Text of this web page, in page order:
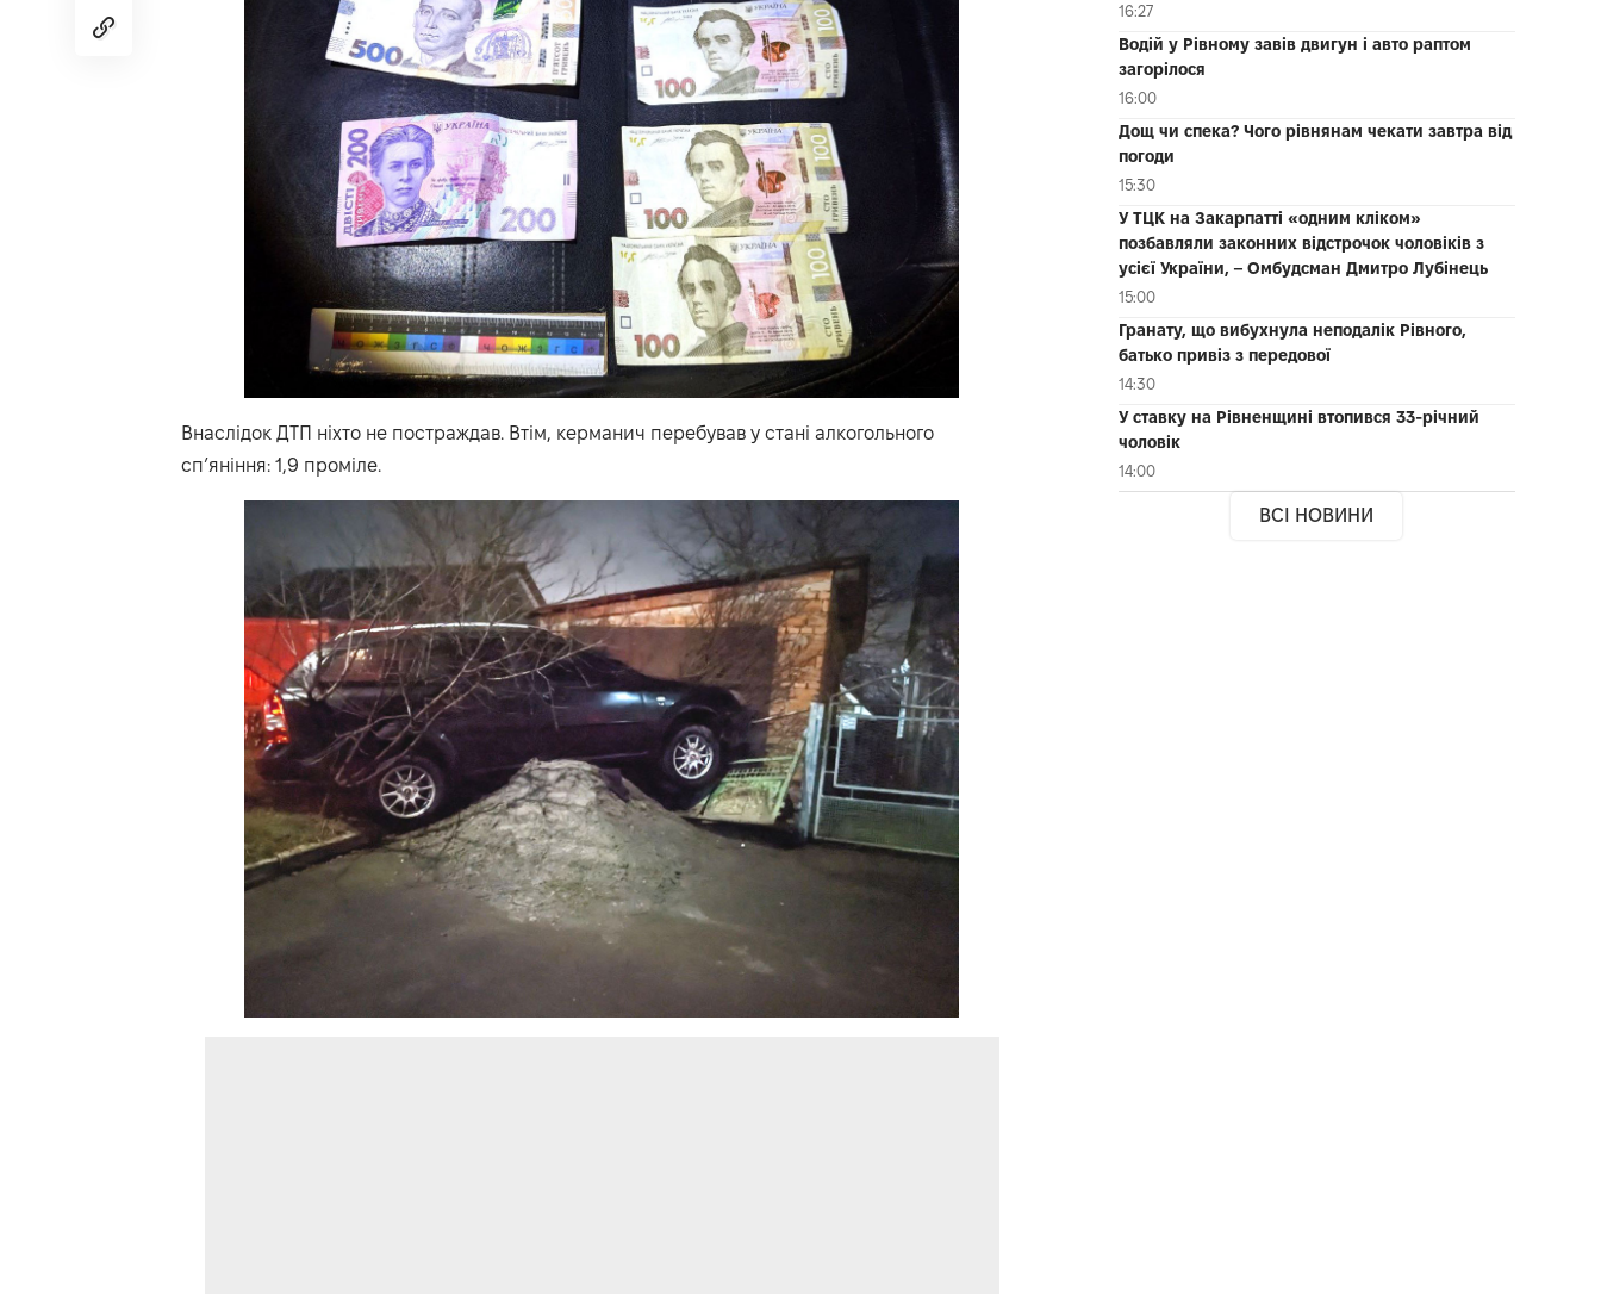
Внаслідок ДТП ніхто не постраждав. Втім, керманич перебував у стані алкогольного
сп’яніння: 1,9 проміле.
16:27
Водій у Рівному завів двигун і авто раптом
загорілося
16:00
Дощ чи спека? Чого рівнянам чекати завтра від
погоди
15:30
У ТЦК на Закарпатті «одним кліком»
позбавляли законних відстрочок чоловіків з
усієї України, – Омбудсман Дмитро Лубінець
15:00
Гранату, що вибухнула неподалік Рівного,
батько привіз з передової
14:30
У ставку на Рівненщині втопився 33-річний
чоловік
14:00
ВСІ НОВИНИ